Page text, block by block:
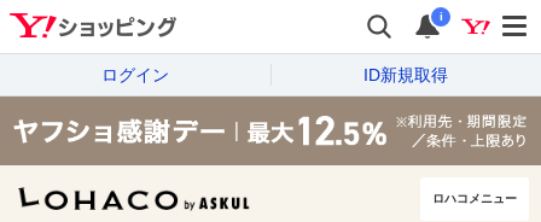
i
ログイン ID新規取得
ロハコメニュー